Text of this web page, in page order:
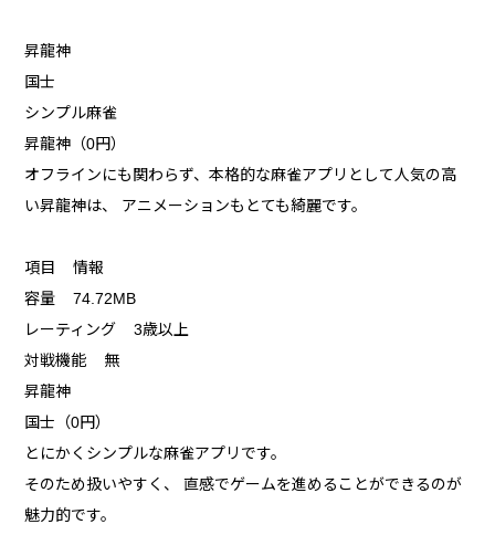
昇龍神
国士
シンプル麻雀
昇龍神（0円）
オフラインにも関わらず、本格的な麻雀アプリとして人気の高
い昇龍神は、 アニメーションもとても綺麗です。
項目 情報
容量 74.72MB
レーティング 3歳以上
対戦機能 無
昇龍神
国士（0円）
とにかくシンプルな麻雀アプリです。
そのため扱いやすく、 直感でゲームを進めることができるのが
魅力的です。